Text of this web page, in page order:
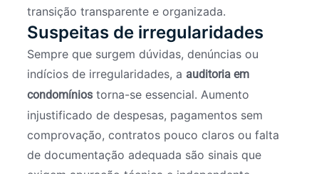
transição transparente e organizada.
Suspeitas de irregularidades
Sempre que surgem dúvidas, denúncias ou
indícios de irregularidades, a auditoria em
condomínios torna-se essencial. Aumento
injustificado de despesas, pagamentos sem
comprovação, contratos pouco claros ou falta
de documentação adequada são sinais que